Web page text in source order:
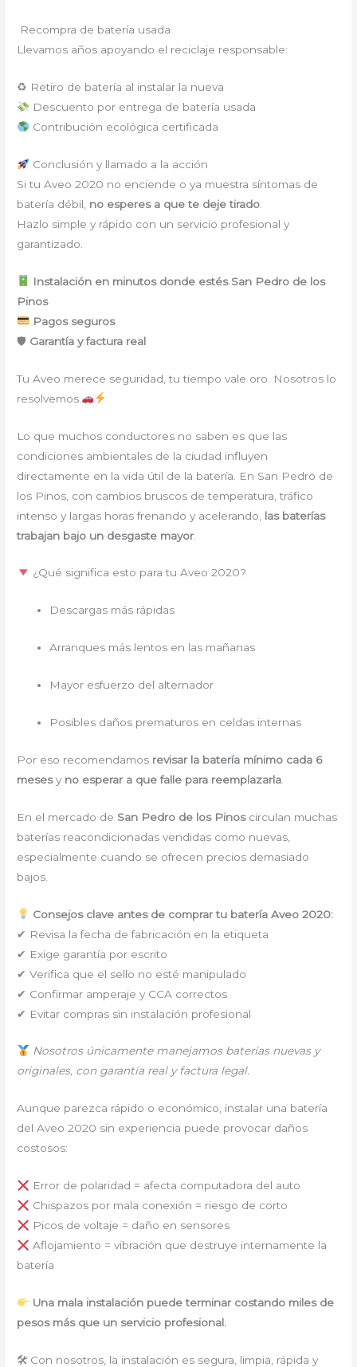
Recompra de batería usada
Llevamos años apoyando el reciclaje responsable:
♻ Retiro de batería al instalar la nueva
Descuento por entrega de batería usada
Contribución ecológica certificada
Conclusión y llamado a la acción
Si tu Aveo 2020 no enciende o ya muestra síntomas de
batería débil, no esperes a que te deje tirado
Hazlo simple y rápido con un servicio profesional y
garantizado.
Instalación en minutos donde estés San Pedro de los
Pinos
Pagos seguros
🛡 Garantía y factura real
Tu Aveo merece seguridad, tu tiempo vale oro. Nosotros lo
resolvemos.
Lo que muchos conductores no saben es que las
condiciones ambientales de la ciudad influyen
directamente en la vida útil de la batería. En San Pedro de
los Pinos, con cambios bruscos de temperatura, tráfico
intenso y largas horas frenando y acelerando, las baterías
trabajan bajo un desgaste mayor.
¿Qué significa esto para tu Aveo 2020?
Descargas más rápidas
Arranques más lentos en las mañanas
Mayor esfuerzo del alternador
Posibles daños prematuros en celdas internas
Por eso recomendamos revisar la batería mínimo cada 6
mesesy no esperar a que falle para reemplazarla
En el mercado de San Pedro de los Pinoscirculan muchas
baterías reacondicionadas vendidas como nuevas,
especialmente cuando se ofrecen precios demasiado
bajos.
Consejos clave antes de comprar tu batería Aveo 2020:
✔ Revisa la fecha de fabricación en la etiqueta
✔ Exige garantía por escrito
✔ Verifica que el sello no esté manipulado
✔ Confirmar amperaje y CCA correctos
✔ Evitar compras sin instalación profesional
Nosotros únicamente manejamos baterías nuevas y
originales, con garantía real y factura legal.
Aunque parezca rápido o económico, instalar una batería
del Aveo 2020 sin experiencia puede provocar daños
costosos:
Error de polaridad = afecta computadora del auto
Chispazos por mala conexión = riesgo de corto
Picos de voltaje = daño en sensores
Aflojamiento = vibración que destruye internamente la
batería
Una mala instalación puede terminar costando miles de
pesos más que un servicio profesional.
🛠 Con nosotros, la instalación es segura, limpia, rápida y